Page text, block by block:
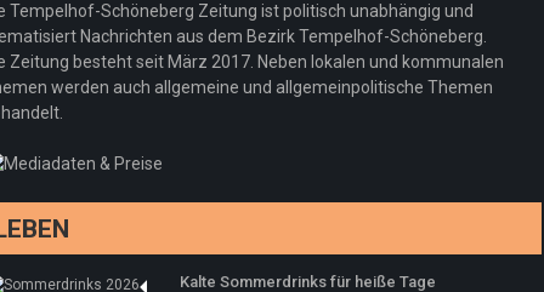
Tempelhof-Schöneberg Zeitung ist politisch unabhängig und
Nachrichten aus dem Bezirk Tempelhof-Schöneberg.
Zeitung besteht seit März 2017. Neben lokalen und kommunalen
werden auch allgemeine und allgemeinpolitische Themen
Kalte Sommerdrinks für heiße Tage